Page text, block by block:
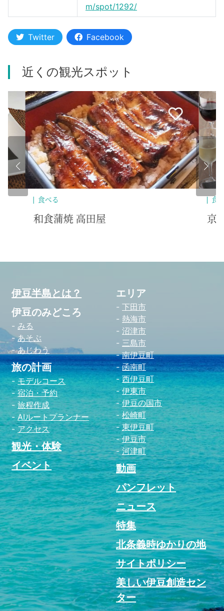
m/spot/1292/
Twitter Facebook
近くの観光スポット
食べる
和食蒲焼 高田屋
食
京
伊豆半島とは？
伊豆のみどころ
みる
あそぶ
あじわう
旅の計画
モデルコース
宿泊・予約
旅程作成
AIルートプランナー
アクセス
観光・体験
イベント
エリア
下田市
熱海市
沼津市
三島市
南伊豆町
函南町
西伊豆町
伊東市
伊豆の国市
松崎町
東伊豆町
伊豆市
河津町
動画
パンフレット
ニュース
特集
北条義時ゆかりの地
サイトポリシー
美しい伊豆創造セン
ター